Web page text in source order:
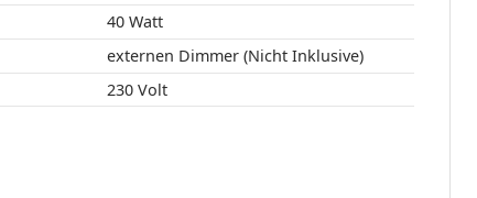
40 Watt
externen Dimmer (Nicht Inklusive)
230 Volt